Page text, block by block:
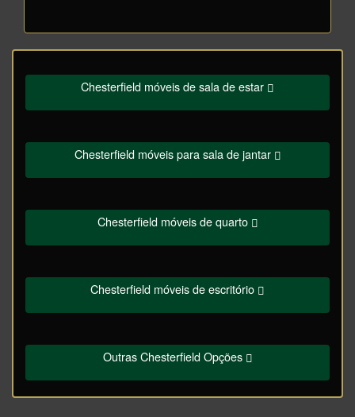
Chesterfield móveis de sala de estar
Chesterfield móveis para sala de jantar
Chesterfield móveis de quarto
Chesterfield móveis de escritório
Outras Chesterfield Opções